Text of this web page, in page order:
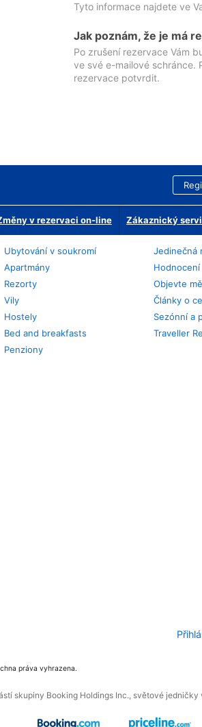
Tyto informace najdete ve
Jak poznám, že je má
Po zrušení rezervace Vám
ve své e-mailové schránce.
rezervace potvrdit.
v rezervaci on-line Zákaznický
Ubytování v soukromí
Apartmány
Rezorty
Vily
Hostely
Bed and breakfasts
Penziony
Jedinečná
Hodnocení
Objevte
Články o
Sezónní a
Traveller
práva vyhrazena.
skupiny Booking Holdings Inc., světové